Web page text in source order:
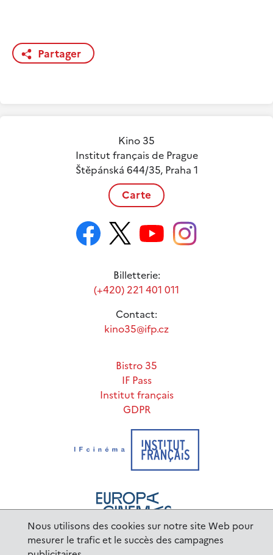
Nous utilisons des cookies sur notre site Web pour
mesurer le trafic et le succès des campagnes
Partager
Kino 35
Institut français de Prague
Štěpánská 644/35, Praha 1
Carte
Billetterie:
(+420) 221 401 011
Contact:
kino35@ifp.cz
Bistro 35
IF Pass
Institut français
GDPR